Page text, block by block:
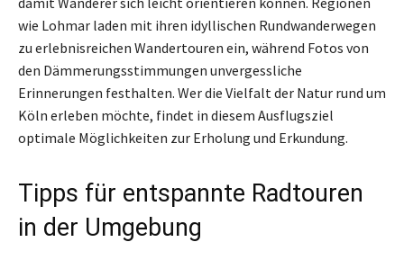
wie Lohmar laden mit ihren idyllischen Rundwanderwegen
zu erlebnisreichen Wandertouren ein, während Fotos von
den Dämmerungsstimmungen unvergessliche
Erinnerungen festhalten. Wer die Vielfalt der Natur rund um
Köln erleben möchte, findet in diesem Ausflugsziel
optimale Möglichkeiten zur Erholung und Erkundung.
Tipps für entspannte Radtouren
in der Umgebung